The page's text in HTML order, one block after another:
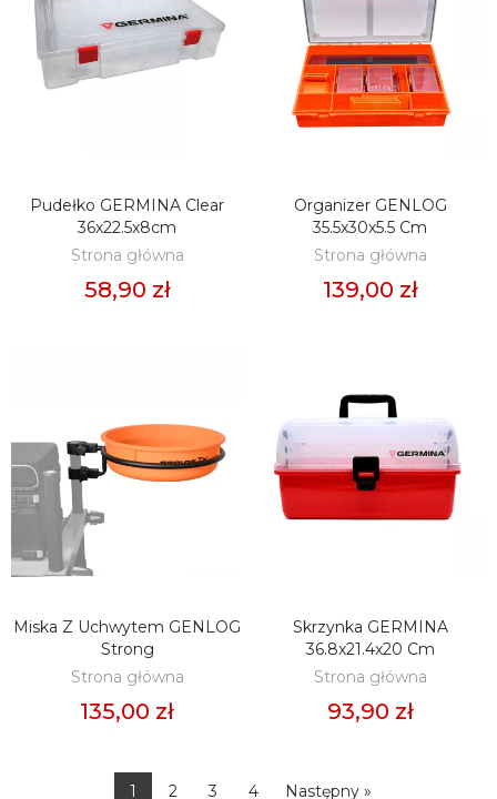
DODAJ DO KOSZYKA
Pudełko GERMINA Clear
36x22.5x8cm
Strona główna
58,90 zł
DODAJ DO KOSZYKA
Organizer GENLOG
35.5x30x5.5 Cm
Strona główna
139,00 zł
DODAJ DO KOSZYKA
Miska Z Uchwytem GENLOG
Strong
Strona główna
135,00 zł
DODAJ DO KOSZYKA
Skrzynka GERMINA
36.8x21.4x20 Cm
Strona główna
93,90 zł
1 2 3 4 Następny »